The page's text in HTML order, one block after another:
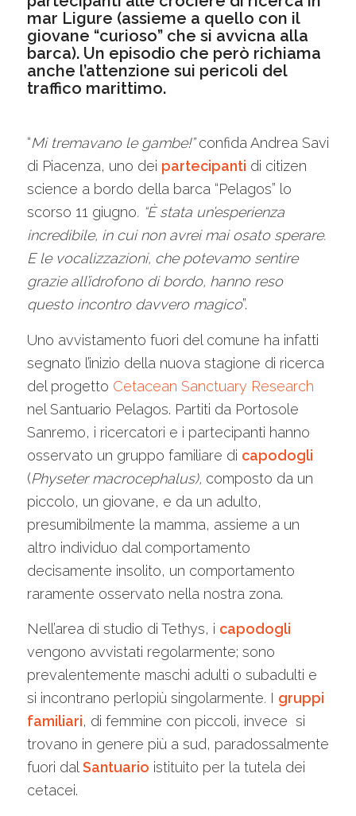
mar Ligure (assieme a quello con il
giovane “curioso” che si avvicna alla
barca). Un episodio che però richiama
anche l’attenzione sui pericoli del
traffico marittimo.
“Mi tremavano le gambe!”confida Andrea Savi
di Piacenza, uno dei partecipanti di citizen
science a bordo della barca “Pelagos” lo
scorso 11 giugno. “È stata un’esperienza
incredibile, in cui non avrei mai osato sperare.
E le vocalizzazioni, che potevamo sentire
grazie all’idrofono di bordo, hanno reso
questo incontro davvero magico”.
Uno avvistamento fuori del comune ha infatti
segnato l’inizio della nuova stagione di ricerca
del progetto Cetacean Sanctuary Research
nel Santuario Pelagos. Partiti da Portosole
Sanremo, i ricercatori e i partecipanti hanno
osservato un gruppo familiare di capodogli
(Physeter macrocephalus), composto da un
piccolo, un giovane, e da un adulto,
presumibilmente la mamma, assieme a un
altro individuo dal comportamento
decisamente insolito, un comportamento
raramente osservato nella nostra zona.
Nell’area di studio di Tethys, i capodogli
vengono avvistati regolarmente; sono
prevalentemente maschi adulti o subadulti e
si incontrano perlopiù singolarmente. I gruppi
familiari, di femmine con piccoli, invece si
trovano in genere più a sud, paradossalmente
fuori dal Santuario istituito per la tutela dei
cetacei.